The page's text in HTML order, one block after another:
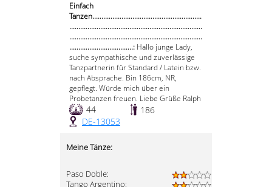
Einfach
Tanzen............................................................
.........................................................................
.........................................................................
...................................: Hallo junge Lady,
suche sympathische und zuverlässige
Tanzpartnerin für Standard / Latein bzw.
nach Absprache. Bin 186cm, NR,
gepflegt. Würde mich über ein
Probetanzen freuen. Liebe Grüße Ralph
44
186
DE-13053
Meine Tänze:
Paso Doble:
Tango Argentino: